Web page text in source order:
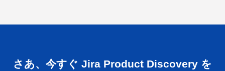
さあ、今すぐ Jira Product Discovery を